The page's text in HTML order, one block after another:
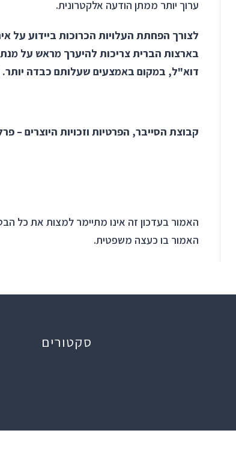
ערוך יותר ממתן הודעה אלקטרונית.
לצורך הפחתת העלויות הכרוכות ביידוע על
בארצות הברית צריכות להיערך מראש על
דוא"ל, במקום באמצעים שעלותם כבדה
קבוצת הסייבר, הפרטיות וזכויות היוצרים –
האמור בעדכון זה אינו מתיימר למצות את כל
האמור בו כעצה משפטית.
סקטורים